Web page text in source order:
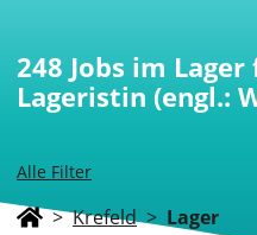
Alle Filter
248 Jobs im
Lageristin (engl.:
> Krefeld > Lager